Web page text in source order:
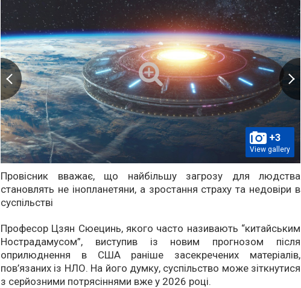
+3
View gallery
Провісник вважає, що найбільшу загрозу для людства
становлять не інопланетяни, а зростання страху та недовіри в
суспільстві
Професор Цзян Сюецинь, якого часто називають “китайським
Нострадамусом”, виступив із новим прогнозом після
оприлюднення в США раніше засекречених матеріалів,
пов’язаних із НЛО. На його думку, суспільство може зіткнутися
з серйозними потрясіннями вже у 2026 році.